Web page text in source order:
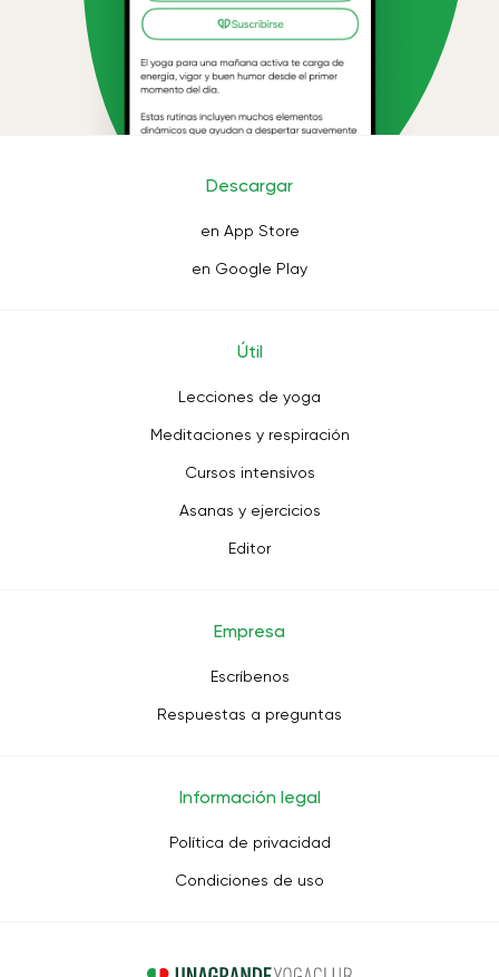
Descargar
en App Store
en Google Play
Útil
Lecciones de yoga
Meditaciones y respiración
Cursos intensivos
Asanas y ejercicios
Editor
Empresa
Escríbenos
Respuestas a preguntas
Información legal
Política de privacidad
Condiciones de uso